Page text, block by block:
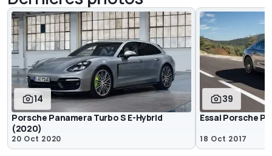
14
Porsche Panamera Turbo S E-Hybrid
(2020)
20 Oct 2020
39
Essai Porsche
18 Oct 2017